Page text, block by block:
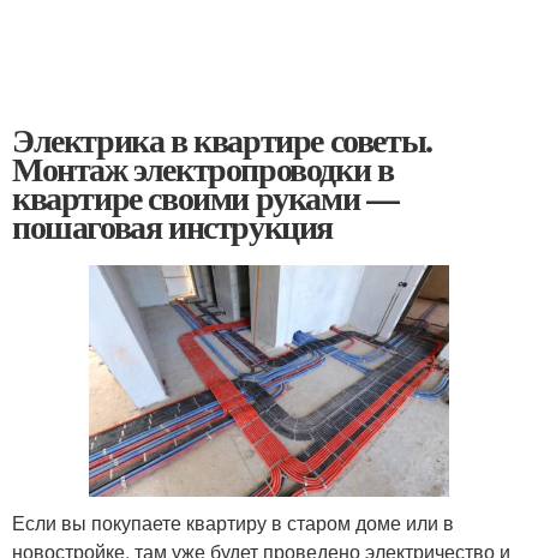
Электрика в квартире советы.
Монтаж электропроводки в
квартире своими руками —
пошаговая инструкция
Если вы покупаете квартиру в старом доме или в
новостройке, там уже будет проведено электричество и